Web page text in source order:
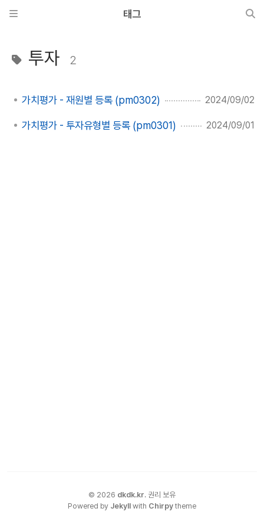
태그
투자 2
가치평가 - 재원별 등록 (pm0302) 2024/09/02
가치평가 - 투자유형별 등록 (pm0301) 2024/09/01
© 2026 dkdk.kr. 권리 보유
Powered by Jekyll with Chirpy theme